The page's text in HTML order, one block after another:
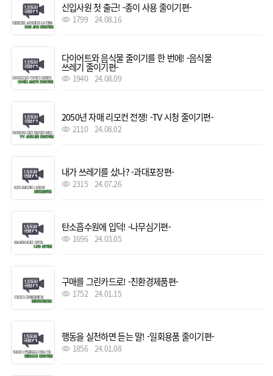
신입사원 첫 출근! -종이 사용 줄이기편-
1799 24.08.16
다이어트와 음식물 줄이기를 한 번에! -음식물
쓰레기 줄이기편-
1940 24.08.09
2050년 자매 리모컨 전쟁! -TV 시청 줄이기편-
2110 24.08.02
내가 쓰레기를 샀나? -과대포장편-
2315 24.07.26
탄소흡수원에 입덕! -나무심기편-
1696 24.03.05
구매를 그린카드로! -친환경제품편-
1752 24.01.15
행동을 실천하면 듣는 말! -일회용품 줄이기편-
1856 24.01.08